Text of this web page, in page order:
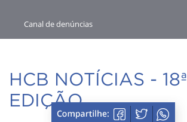
Canal de denúncias
HCB NOTÍCIAS - 18ª
EDIÇÃO